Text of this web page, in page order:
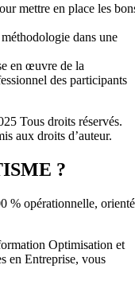
mettre en place les
dans une
en œuvre de la
des participants
Tous droits réservés.
aux droits d’auteur.
?
% opérationnelle,
Optimisation et
en Entreprise, vous